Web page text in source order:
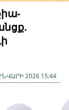
2026 15:44